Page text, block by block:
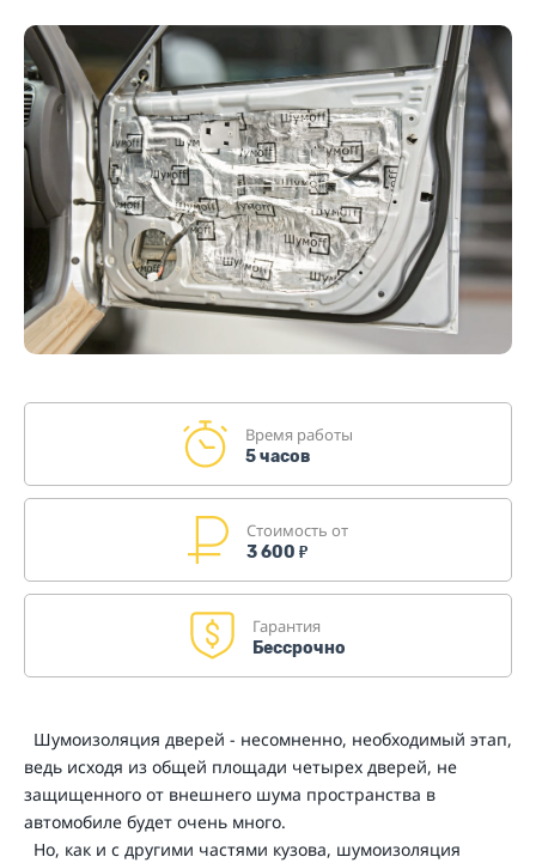
Время работы
5 часов
Стоимость от
3 600 ₽
Гарантия
Бессрочно
Шумоизоляция дверей - несомненно, необходимый этап,
ведь исходя из общей площади четырех дверей, не
защищенного от внешнего шума пространства в
автомобиле будет очень много.
Но, как и с другими частями кузова, шумоизоляция